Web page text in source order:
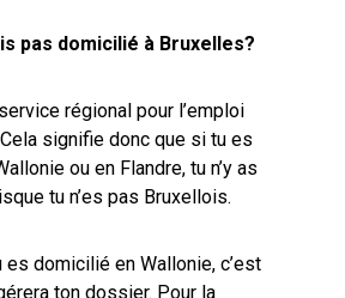
pas domicilié à Bruxelles?
régional pour l’emploi
signifie donc que si tu es
ou en Flandre, tu n’y as
tu n’es pas Bruxellois.
domicilié en Wallonie, c’est
ton dossier. Pour la